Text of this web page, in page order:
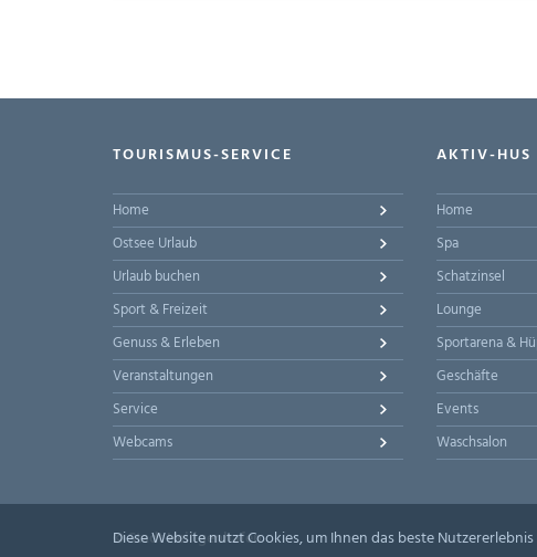
TOURISMUS-SERVICE
Home
Ostsee Urlaub
Urlaub buchen
Sport & Freizeit
Genuss & Erleben
Veranstaltungen
Service
Webcams
AKTIV-HUS
Home
Spa
Schatzinsel
Lounge
Sportarena &
Geschäfte
Events
Waschsalon
© Stadt Heiligenhafen
Diese Website nutzt Cookies, um Ihnen das beste